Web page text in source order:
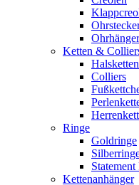
Ohrhänger
Ketten &
Halsketten
Colliers
Ringe
Goldringe
Kettenanhänger